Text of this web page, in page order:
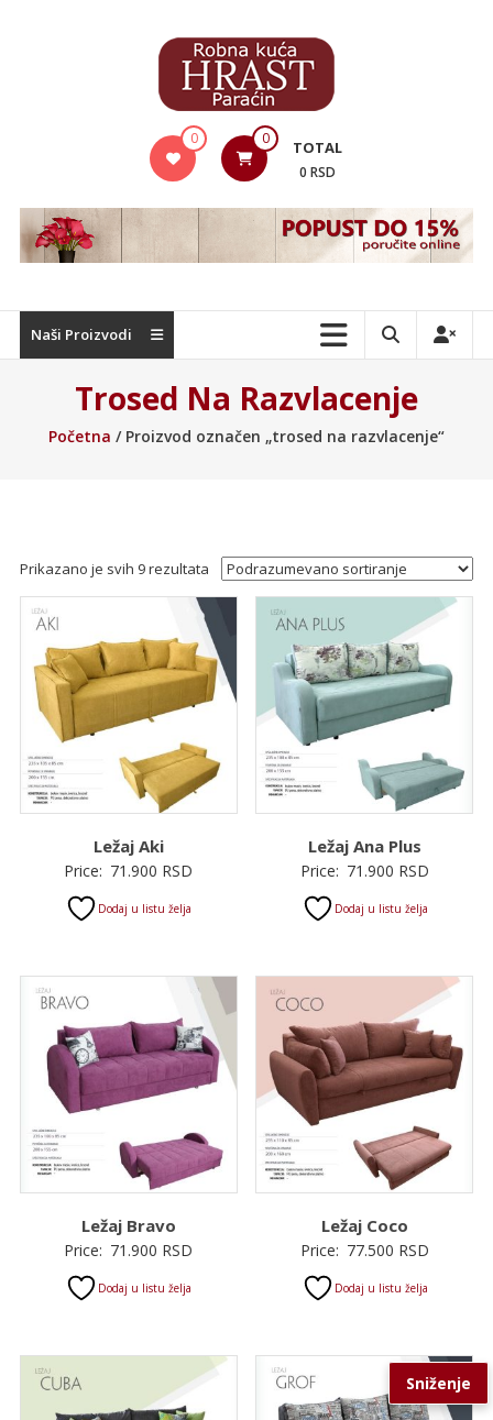
Nameštaj
0 0 TOTAL
0 RSD
Naši Proizvodi
Trosed Na Razvlacenje
Početna / Proizvod označen „trosed na razvlacenje“
Prikazano je svih 9 rezultata
Ležaj Aki
Price: 71.900 RSD
Dodaj u listu želja
Ležaj Ana Plus
Price: 71.900 RSD
Dodaj u listu želja
Ležaj Bravo
Price: 71.900 RSD
Dodaj u listu želja
Ležaj Coco
Price: 77.500 RSD
Dodaj u listu želja
Sniženje